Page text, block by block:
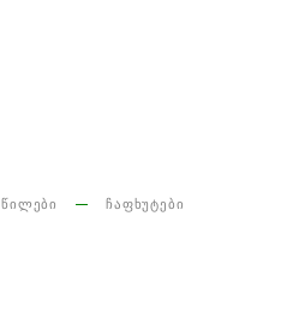
ᲩᲐᲤᲮᲣᲢᲔᲑᲘ